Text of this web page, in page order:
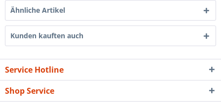
Ähnliche Artikel
Kunden kauften auch
Service Hotline
Shop Service